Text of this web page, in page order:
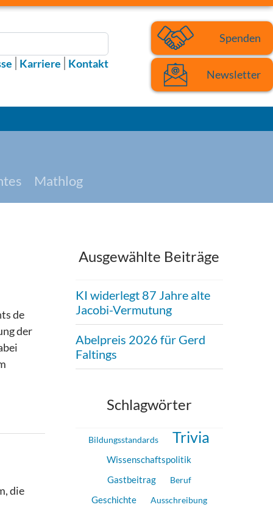
Karriere Kontakt
Spenden
Newsletter
Mathlog
de
der
die
Ausgewählte Beiträge
KI widerlegt 87 Jahre alte
Jacobi-Vermutung
Abelpreis 2026 für Gerd
Faltings
Schlagwörter
Bildungsstandards Trivia
Wissenschaftspolitik
Gastbeitrag
Beruf
Geschichte Ausschreibung